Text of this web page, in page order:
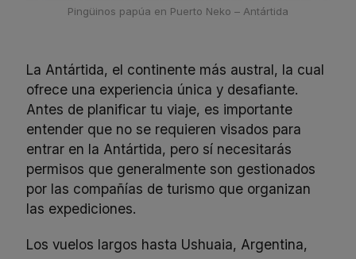
Pingüinos papúa en Puerto Neko – Antártida
La Antártida, el continente más austral, la cual
ofrece una experiencia única y desafiante.
Antes de planificar tu viaje, es importante
entender que no se requieren visados para
entrar en la Antártida, pero sí necesitarás
permisos que generalmente son gestionados
por las compañías de turismo que organizan
las expediciones.
Los vuelos largos hasta Ushuaia, Argentina,